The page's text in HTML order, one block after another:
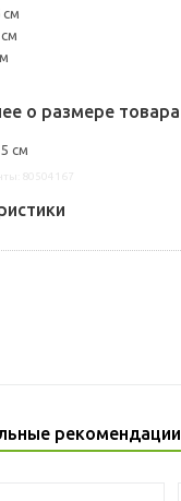
о размере товара
см
рекомендации